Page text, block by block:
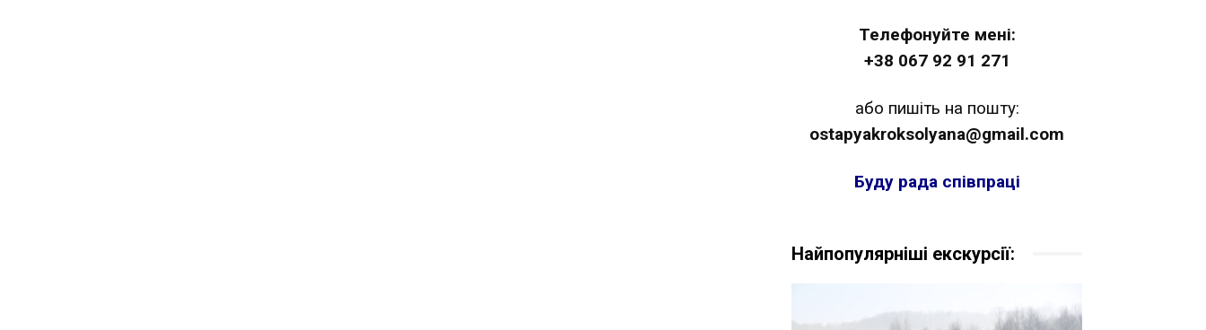
Телефонуйте мені:
+38 067 92 91 271
або пишіть на пошту:
ostapyakroksolyana@gmail.com
Буду рада співпраці
Найпопулярніші екскурсії: